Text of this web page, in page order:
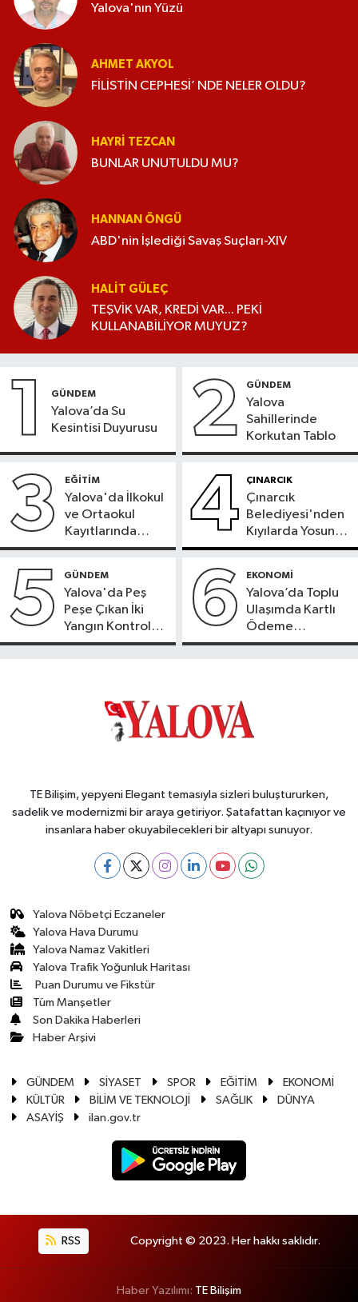
Yalova'nın Yüzü
AHMET AKYOL
FİLİSTİN CEPHESİ’ NDE NELER OLDU?
HAYRI TEZCAN
BUNLAR UNUTULDU MU?
HANNAN ÖNGÜ
ABD'nin İşlediği Savaş Suçları-XIV
HALIT GÜLEÇ
TEŞVİK VAR, KREDİ VAR... PEKİ
KULLANABİLİYOR MUYUZ?
1 GÜNDEM
Yalova’da Su
Kesintisi Duyurusu
2 GÜNDEM
Yalova
Sahillerinde
Korkutan Tablo
3 EĞİTİM
Yalova'da İlkokul
ve Ortaokul
Kayıtlarında
Adres
Süreci Başladı
4 ÇINARCIK
Çınarcık
Belediyesi'nden
Kıyılarda Yosun
Temizliği
5 GÜNDEM
Yalova'da Peş
Peşe Çıkan İki
Yangın Kontrol
Altına Alındı
6 EKONOMİ
Yalova’da Toplu
Ulaşımda Kartlı
Ödeme
Beklentisi
TE Bilişim, yepyeni Elegant temasıyla sizleri buluştururken,
sadelik ve modernizmi bir araya getiriyor. Şatafattan kaçınıyor ve
insanlara haber okuyabilecekleri bir altyapı sunuyor.
Yalova Nöbetçi Eczaneler
Yalova Hava Durumu
Yalova Namaz Vakitleri
Yalova Trafik Yoğunluk Haritası
Puan Durumu ve Fikstür
Tüm Manşetler
Son Dakika Haberleri
Haber Arşivi
GÜNDEM SİYASET SPOR EĞİTİM
EKONOMİ
KÜLTÜR
BİLİM VE TEKNOLOJİ SAĞLIK
DÜNYA
ASAYİŞ
ilan.gov.tr
RSS Copyright © 2023. Her hakkı saklıdır.
Haber Yazılımı: TE Bilişim